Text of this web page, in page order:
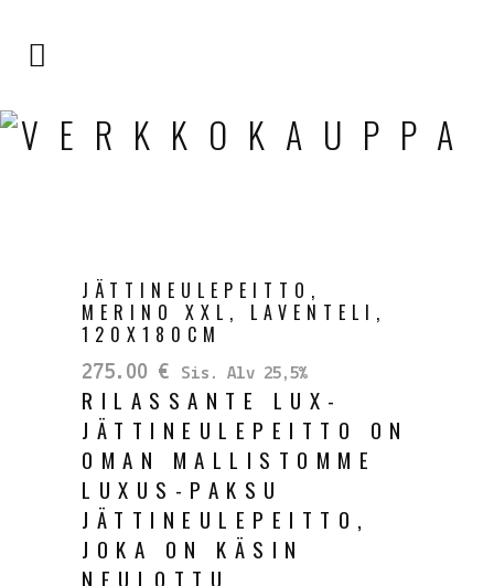
VERKKOKAUPPA
JÄTTINEULEPEITTO,
MERINO XXL, LAVENTELI,
120X180CM
275.00 € Sis. Alv 25,5%
RILASSANTE LUX-
JÄTTINEULEPEITTO ON
OMAN MALLISTOMME
LUXUS-PAKSU
JÄTTINEULEPEITTO,
JOKA ON KÄSIN
NEULOTTU